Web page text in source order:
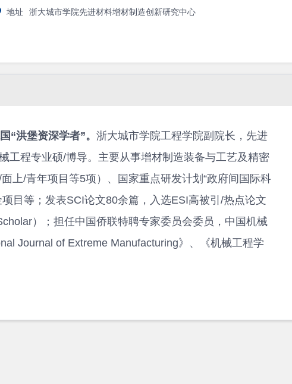
地址 浙大城市学院先进材料增材制造创新研究中心
洪堡资深学者”。 浙大城市学院工程学院副院长，先进
工程专业硕/博导。主要从事增材制造装备与工艺及精密
上/青年项目等5项）、国家重点研发计划“政府间国际科
目等；发表SCI论文80余篇，入选ESI高被引/热点论文
）；担任中国侨联特聘专家委员会委员，中国机械
Journal of Extreme Manufacturing》、《机械工程学